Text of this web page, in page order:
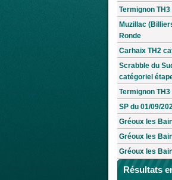
Termignon
Muzillac
Ronde
Carhaix TH2
Scrabble du
catégoriel
Termignon
SP du 01/09/
Gréoux les
Gréoux les
Gréoux les
Résultats